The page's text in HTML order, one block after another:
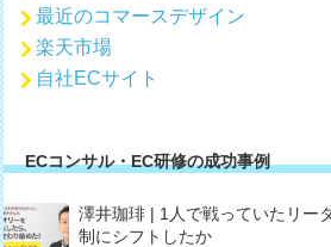
最近のコマースデザイン
楽天市場
自社ECサイト
ECコンサル・EC研修の成功事例
澤井珈琲 | 1人で戦っていたリー
制にシフトしたか